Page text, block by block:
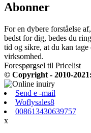
Abonner
For en dybere forståelse
bedst for dig, bedes du
tid og sikre, at du kan
virksomhed.
Forespørgsel til Pricelist
© Copyright - 2010-
Send e -mail
Woflysales8
008613430639757
x